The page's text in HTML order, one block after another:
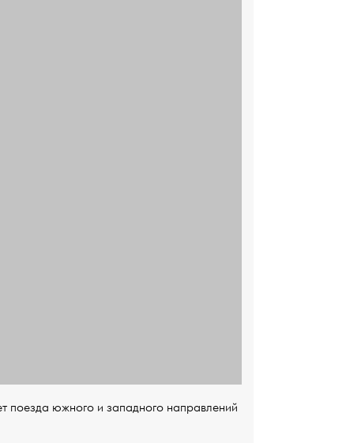
поезда южного и западного направлений